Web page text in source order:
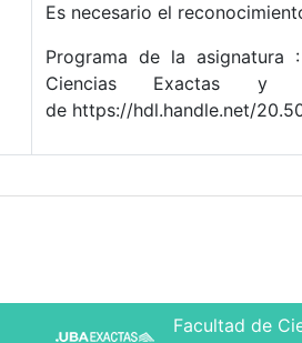
Es necesario el
Programa de la asignatura
Ciencias Exactas y
de https://hdl.handle.net/
Facultad de